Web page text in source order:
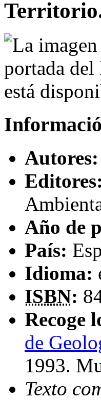
Autores:
Editores:
Año de
País:
Idioma:
ISBN:
Recoge
de
1993.
Texto